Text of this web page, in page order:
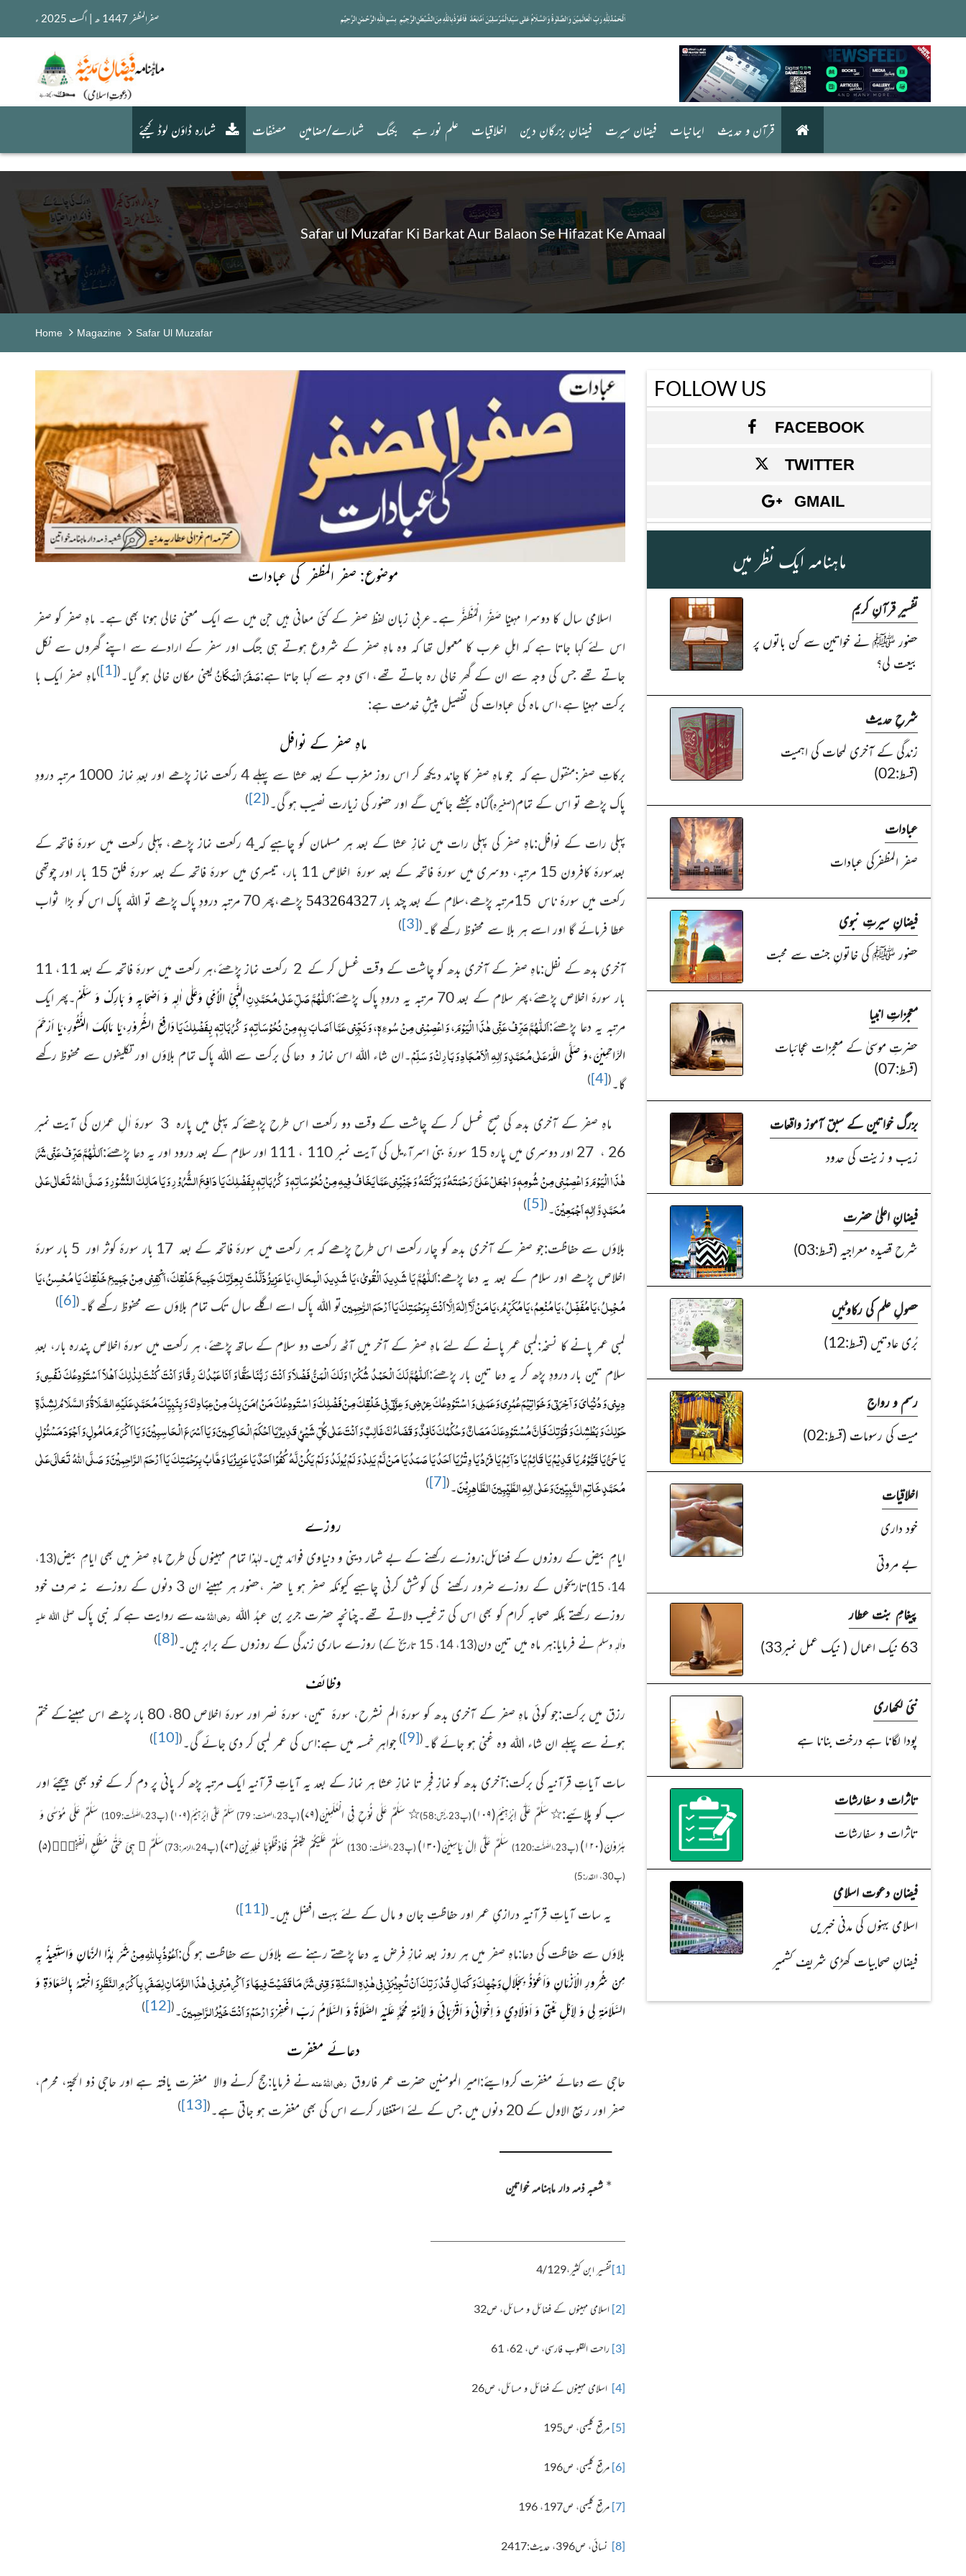
صفرالمظفر 1447 ھ | اگست 2025 ء
قرآن و حدیث ایمانیات فیضان سیرت فیضانِ بزرگانِ دین اخلاقیات علم نور ہے بکنگ شمارے/مضامین مصنّفات شمارہ ڈاؤن لوڈ کیجئے
Safar ul Muzafar Ki Barkat Aur Balaon Se Hifazat Ke Amaal
Home Magazine Safar Ul Muzafar
موضوع: صفر المظفر کی عبادات
اسلامی سال کا دوسرا مہینا صَفَرُ الْمُظَفَّر ہے۔عربی زبان لفظ صفر کے کئی معانی ہیں جن میں سے ایک معنی خالی ہونا بھی ہے۔ ماہِ صفر کو صفر
اس لئے کہا جاتا ہے کہ اہلِ عرب کا معمول تھا کہ وہ ماہِ صفر کے شروع ہوتے ہی جنگ اور سفر کے ارادے سے اپنے گھروں سے نکل
جاتے تھے جس کی وجہ سے ان کے گھر خالی رہ جاتے تھے، اسی وجہ سے کہا جاتا ہے:صَفَرَ الْمَکَانُیعنی مکان خالی ہو گیا۔(
[1]
)ماہِ صفر ایک با
برکت مہینا ہے،اس ماہ کی عبادات کی تفصیل پیشِ خدمت ہے:
ماہِ صفر کے نوافل
برکاتِ صفر:منقول ہے کہ جو ماہِ صفر کا چاند دیکھ کر اس روز مغرب کے بعد عشا سے پہلے 4 رکعت نماز پڑھے اور بعدِ نماز 1000 مرتبہ درودِ
پاک پڑھے تو اس کے تمام(صغیرہ)گناہ بخشے جائیں گے اور حضور کی زیارت نصیب ہو گی۔(
[2]
)
پہلی رات کے نوافل:ماہِ صفر کی پہلی رات میں نمازِ عشا کے بعد ہر مسلمان کو چاہیے کہ
4 رکعت نماز پڑھے، پہلی رکعت میں سورۂ فاتحہ کے
بعدسورۂ کافرون 15 مرتبہ، دوسری میں سورۂ فاتحہ کے بعد سورۂ اخلاص 11 بار، تیسری میں سورۂ فاتحہ کے بعد سورۂ فلق 15 بار اور چوتھی
رکعت میں سورۂ ناس 15مرتبہ پڑھے،سلام کے بعد چند بار
7
432
6
5432
پڑھے،پھر 70 مرتبہ درودِ پاک پڑھے تو اللہ پاک اس کو بڑا ثواب
عطا فرمائے گا اور اسے ہر بلا سے محفوظ رکھے گا۔(
[3]
)
آخری بدھ کے نفل:ماہِ صفر کے آخری بدھ کو چاشت کے وقت غسل کر کے 2 رکعت نماز پڑھئے،ہر رکعت میں سورۂ فاتحہ کے بعد 11، 11
بار سورۂ اخلاص پڑھئے،پھر سلام کے بعد 70 مرتبہ یہ درودِ پاک پڑھئے:
اَللّٰھُمَّ صَلِّ عَلٰی مُحَمَّدِنِالنَّبِیِّ الْاُمِّیِ وَعَلٰی اٰلِہٖ وَ اَصْحَابِہٖ وَ بَارِکْ وَ سَلِّمْ۔پھر ایک
مرتبہ یہ دعا پڑھئے:اَللّٰهُمَّ صَرِّفْ عَنِّي هٰذَا الْيَوْمَ، وَ اعْصِمْنِي مِنْ سُو ءِهٖ، وَ نَجِّنِي عَمَّا اَصَابَ بِهٖ مِنْنُحُوْسَاتِهٖوَ كُرُبَاتِهٖ بِفَضْلِكَ يَادَافِعَ الشُّرُوْرِ،يَا مَالِكَ النُّشُورِ،يَا اَرْحَمَ
الرَّاحِمِيْنَ،وَ صَلَّى اللَّهُعَلٰى مُحَمَّدٍ وَ اٰلِهِ الْاَمْجَادِ وَ بَارِكْ وَ سَلِّمْ۔ان شاء اللہ اس نماز و دعا کی برکت سے اللہ پاک تمام بلاؤں اور تکلیفوں سے محفوظ رکھے
گا۔(
[4]
)
ماہِ صفر کے آخری بدھ کی صبح غسل کر کے چاشت کے وقت دو رکعت اس طرح پڑھئے کہ پہلی میں پارہ 3 سورۂ اٰلِ عمرٰن کی آیت نمبر
26 ، 27 اور دوسری میں پارہ 15 سورۂ بنی اسرآءیل کی آیت نمبر 110 ، 111 اور سلام کے بعد درود اور یہ دعا پڑھئے:
اَللّٰهُمَّ صَرِّفْ عَنِّی شَرَّ
هٰذَا الْيَوْمَ وَ اعْصِمْنِي مِنْ شُومِهٖ وَ اجْعَلْ عَلَىَّ رَحْمَتَهُ وَ بَرَكَتَهُ وَ جَنِّبْنِي عَمَّا یَخَافُ فِيهِ مِنْ نُحُوْسَاتِهٖ وَ كُرُبَاتِهٖ بِفَضْلِكَ يَا دَافِعَ الشُّرُوْرِوَ يَا مَالِكَالنُّشُوْرِ وَ صَلَّى اللهُ تَعَالٰى عَلٰى
مُحَمَّدٍ وَّ اٰلِہٖ اَجْمَعِيْنَ۔(
[5]
)
بلاؤں سے حفاظت:جو صفر کے آخری بدھ کو چار رکعت اس طرح پڑھے کہ ہر رکعت میں سورۂ فاتحہ کے بعد 17 بار سورۂ کوثر اور 5 بار سورۂ
اخلاص پڑھے اور سلام کے بعد یہ دعا پڑھے:اَللّٰهُمَّيَا شَدِيدَ الْقُوىٰ،يَا شَدِيدَ الْمِحَالِ،يَا عَزِيزُ ذَلَّلْتَ بِعِزَّتِكَ جَمِيعَ خَلْقِكَ،اَكْفِنِي مِنْ جَمِيعِ خَلْقِكَ يَا مُحْسِنُ،يَا
مُجْمِلُ،يَا مُفَضِّلُ،يَا مُنْعِمُ،يَا مُكَرِّمُ،يَا مَنْ لَّآ اِلٰهَ اِلَّا اَنْتَ بِرَحْمَتِكَ يَا اَرْحَمَ الرّٰحِمِينتو اللہ پاک اسے اگلے سال تک تمام بلاؤں سے محفوظ رکھے گا۔(
[6]
)
لمبی عمر پانے کا نسخہ:لمبی عمر پانے کے لئے ماہِ صفر کے آخر میں آٹھ رکعت دو سلام کے ساتھ پڑھئے، ہر رکعت میں سورۂ اخلاص پندرہ بار، بعدِ
سلام تین بار درودِ پڑھ کر یہ دعا تین بار پڑھئے:اَللّٰهُمَّ لَكَ الْحَمْدُ شُكْرً ا وَلَكَ الْمَنُّ فَضْلاً وَ اَنْتَ رَبُّنَا حَقًّا وَ اَنَا عَبْدُکَ رِقًّا وَ اَنْتَ كُنْتَ لِذٰلِكَ اَهْلاً اَسْتَوْدِعُكَ نَفْسِي وَ
دِينِي وَ دُنْيَايَ وَآخِرَتِی وَ خَوَاتِیْمَ عُمُرِى وَ عَمَلِي وَ اسْتَوْدِعُكَ عِرْضِي وَ عِزَّتِى فِي خَلْقِكَ مِنْ فَضْلِكَ وَ اسْتَودِعُكَ مَنْ اٰمَنَ بِكَ مِنْ عِبَادِكَ وَ بِنَبِيِّكَ مُحَمَّدٍ عَلَيْهِ الصَّلَاةُ وَ السَّلَامُ لِشِدَّةِ
حَوْلِكَ وَ بَطْشِكَ وَ قُوَّتِكَ فَاِنَّ مُسْتَوْدِعَكَ مَصَانٌ وَ حُكْمُكَ نَافِذٌ وَ قَضَاءُكَ غَالِبٌ وَ اَنْتَ عَلٰى كُلِّ شَیْئٍ قَدِيرٌ يَا اَحْكَمَ الْحَاكِمِينَ وَ يَا اَسْرَعَ الْحَاسِبِيْنَ وَ يَا اَكْرَمَ مَامُولٍ وَ اَجْوَدَ مَسْئُوْلٍ
يَا حَيُّ يَا قَيُّوْمُ يَا قَدِيْمُ يَا قَائِمُ يَا دَآئِمُ يَا فَرْدُ يَا وِتْرُ يَا اَحَدُ يَا صَمَدُ يَا مَنْ لَّمْ يَلِدْ وَ لَمْ يُولَدُ وَ لَمْ يَكُنْ لَّهُ كُفُوًا اَحَدٌ يَا عَزِيزُ يَا وَهَّابُ بِرَحْمَتِكَ يَا اَرْحَمَ الرَّاحِمِيْنَ وَ صَلَّى اللهُ تَعَالَى عَلٰى
مُحَمَّدٍ خَاتِمِ النَّبِيِّينَ وَ عَلٰى اٰلِهِ الطَّيِّبِينَ الطَّاهِرِيْنَ۔(
[7]
)
روزے
ایامِ بیض کے روزوں کے فضائل:روزے رکھنے کے بے شمار دینی و دنیاوی فوائد ہیں۔لہٰذا تمام مہینوں کی طرح ماہِ صفر میں بھی ایامِ بیض
(13،
14، 15)
تاریخوں کے روزے ضرور رکھنے کی کوشش کرنی چاہیے کیونکہ صفر ہو یا حضر ،حضور ہر مہینے ان 3 دنوں کے روزے نہ صرف خود
روزے رکھتے بلکہ صحابہ کرامکو بھی اس کی ترغیب دلاتے تھے۔چنانچہ حضرت جریر بن عبدُ اللہ رضی اللہُ عنہسے روایت ہے کہ نبی پاک صلی اللہُ علیہ
واٰلہٖ وسلمنے فرمایا:ہر ماہ میں تین دن(13، 14، 15 تاریخ کے) روزے ساری زندگی کے روزوں کے برابر ہیں۔(
[8]
)
وظائف
رزق میں برکت:جو کوئی ماہِ صفر کے آخری بدھ کو سورۂ الم نشرح، سورۂ تین، سورۂ نصر اور سورۂ اخلاص 80، 80 بار پڑھے اس مہینےکے ختم
ہونے سے پہلے ان شاء اللہ وہ غنی ہو جائےگا۔(
[9]
) جواہرِ خمسہ میں ہے:اس کی عمر لمبی کر دی جائے گی۔(
[10]
)
سات آیاتِ قرآنیہ کی برکت:آخری بدھ کو نمازِ فجر تا نمازِ عشا ہر نماز کے بعد یہ آیاتِ قرآنیہ ایک مرتبہ پڑھ کر پانی پر دم کر کے خود بھی پیجئے اور
سب کو پلائیے:٭سَلٰمٌ عَلٰۤى اِبْرٰهِیْمَ(۱۰۹)(پ23،یٰسٓ:58) ٭ سَلٰمٌ عَلٰى نُوْحٍ فِی الْعٰلَمِیْنَ(۷۹)(پ23،الصفت: سَلٰمٌ عَلٰۤى اِبْرٰهِیْمَ(۱۰۹) (پ23،الصّٰفّٰت:109)
سَلٰمٌ عَلٰى مُوْسٰى وَ
هٰرُوْنَ(۱۲۰) (پ23،الصّٰفّٰت:120) سَلٰمٌ عَلٰۤى اِلْ یَاسِیْنَ(۱۳۰) (پ23،الصّٰفّٰت: 130) سَلٰمٌ عَلَیْكُمْ طِبْتُمْ فَادْخُلُوْهَا خٰلِدِیْنَ(۷۳) (پ24،الزمر:73) سَلٰمٌ ﱡ هِیَ حَتّٰى مَطْلَعِ الْفَجْرِ۠(۵)
(پ30، القدر:5)
یہ سات آیاتِ قرآنیہ درازیِ عمر اور حفاظتِ جان و مال کے لئے بہت افضل ہیں۔(
[11]
)
بلاؤں سے حفاظت کی دعا:ماہِ صفر میں ہر روز بعد نمازِ فرض یہ دعا پڑھتے رہنے سے بلاؤں سے حفاظت ہو گی:اَعُوْذُ بِاللهِ مِنْشَرِّ هٰذَا الزَّمَانِ وَاسْتَعِيذُ بِهٖ
مِنْ شُرُورِ الْاَزْمَانِ وَاَعُوْذُ بِجَلَالِوَجْهِكَ وَكَمَالِ قُدْرَتِكَ اَنْ تُجِيْرَنِي فِي هٰذِهِ السَّنَةِ وَ قِنِي شَرَّ مَا قَضَيْتَ فِيهَا وَ اَكْرِمْنِي فِي هٰذَا الزَّمَانِ لِصَفَرٍ بِاَكْرَمِ النَّظَرِ وَاخْتِمْهُ بِالسَّعَادَةِ وَ
السَّلَامَةِ لِي وَ لِاَهْلِ بَيْتِي وَ اَوْلَادِي وَ اِخْوَانِيوَ اَقْرُبَائِي وَ لِاُمَّةِ مُحَمَّدٍ عَلَيْهِ الصَّلَاةُ وَ السَّلَامُ رَبِّ اغْفِرْوَ ارْحَمْ وَ اَنْتَ خَيْرُ الرَّاحِمِينَ۔(
[12]
)
دعائے مغفرت
حاجی سے دعائے مغفرت کروایئے:امیر المومنین حضرت عمر فاروق رضی اللہُ عنہنے فرمایا:حج کرنے والا مغفرت یافتہ ہے اور حاجی ذو الحجۃ، محرم،
صفر اور ربیع الاول کے 20 دنوں میں جس کے لئے استغفار کرے اس کی بھی مغفرت ہو جاتی ہے۔
(
[13]
)
ــــــــــــــــــــــــــــــــــــــــــــــــــــــــــــــــــــــــــــــ
* شعبہ ذمہ دار ماہنامہ خواتین
[1]تفسیر ابن کثیر،4/129
[2] اسلامی مہینوں کے فضائل و مسائل، ص32
[3] راحت القلوب فارسی، ص، 62، 61
[4] اسلامی مہینوں کے فضائل و مسائل، ص26
[5] مرقع کلیمی، ص195
[6] مرقع کلیمی، ص196
[7] مرقع کلیمی، ص197، 196
[8] نسائی، ص396، حدیث:2417
FOLLOW US
FACEBOOK
TWITTER
GMAIL
ماہنامہ ایک نظر میں
تفسیرِ قرآنِ کریم
حضور ﷺ نے خواتین سے کن باتوں پر
بیعت لی؟
شرحِ حدیث
زندگی کے آخری لمحات کی اہمیت
(قسط:02)
عبادات
صفر المظفرکی عبادات
فیضانِ سیرتِ نبوی
حضور ﷺ کی خاتونِ جنت سے محبت
معجزاتِ انبیا
حضرتِ موسیٰ کے معجزات عجائبات
(قسط:07)
بزرگ خواتین کے سبق آموز واقعات
زیب و زینت کی حدود
فیضانِ اعلیٰ حضرت
شرح قصیدہ معراجیہ (قسط:03)
حصولِ علم کی رکاوٹیں
بُری عادتیں (قسط:12)
رسم و رواج
میت کی رسومات (قسط:02)
اخلاقیات
خود داری
بے مروتی
پیغامِ بنت عطار
63 نیک اعمال ( نیک عمل نمبر33)
نئی لکھاری
پودا لگانا ہے درخت بنانا ہے
تاثرات و سفارشات
تاثرات و سفارشات
فیضان دعوت اسلامی
اسلامی بہنوں کی مدنی خبریں
فیضانِ صحابیات کھڑی شریف کشمیر